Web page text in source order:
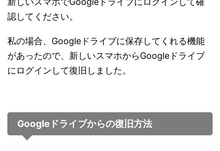
認してください。
私の場合、Googleドライブに保存してくれる機能
があったので、新しいスマホからGoogleドライブ
にログインして復旧しました。
Googleドライブからの復旧方法